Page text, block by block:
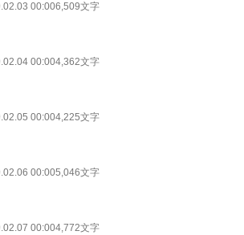
00:006,509文字
00:004,362文字
00:004,225文字
00:005,046文字
00:004,772文字